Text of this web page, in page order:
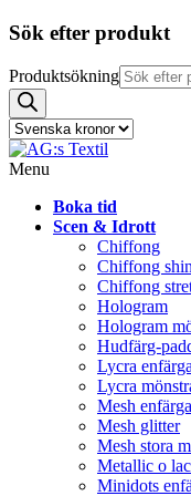
Sök efter produkt
Produktsökning
Menu
Boka tid
Scen & Idrott
Chiffong
Chiffong
Chiffong
Hologram
Hologram
Hudfärg-
Lycra
Lycra
Mesh
Mesh glitter
Mesh stora
Metallic o
Minidots